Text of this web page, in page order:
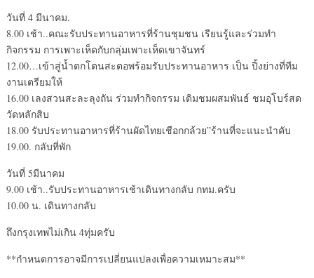
วันที่ 4 มีนาคม.
8.00 เช้า..คณะรับประทานอาหารที่ร้านชุมชน เรียนรู้และร่วมทำ
กิจกรรม การเพาะเห็ดกับกลุ่มเพาะเห็ดเขาจันทร์
12.00…เข้าสู่น้ำตกโตนสะตอพร้อมรับประทานอาหาร เป็น ปิ้งย่างที่ทีม
งานเตรียมให้
16.00 เลงสวนสะละลุงถัน ร่วมทำกิจกรรม เดิมชมผสมพันธ์ ชมอุโบร์สด
วัดหลักสิบ
18.00 รับประทานอาหารที่ร้านผัดไทยเชือกกล้วย”ร้านที่จะแนะนำคับ
19.00. กลับที่พัก
วันที่ 5มีนาคม
9.00 เช้า..รับประทานอาหารเช้าเดินทางกลับ กทม.ครับ
10.00 น. เดินทางกลับ
ถึงกรุงเทพไม่เกิน 4ทุ่มครับ
**กำหนดการอาจมีการเปลี่ยนแปลงเพื่อความเหมาะสม**